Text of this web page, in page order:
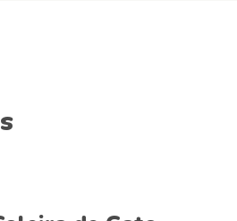
Ver opções